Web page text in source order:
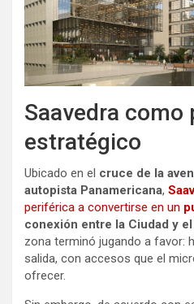
Saavedra como
estratégico
Ubicado en el cruce de la
autopista Panamericana,
periférica a convertirse en un
conexión entre la Ciudad y
zona terminó jugando a favor:
salida, con accesos que el
ofrecer.